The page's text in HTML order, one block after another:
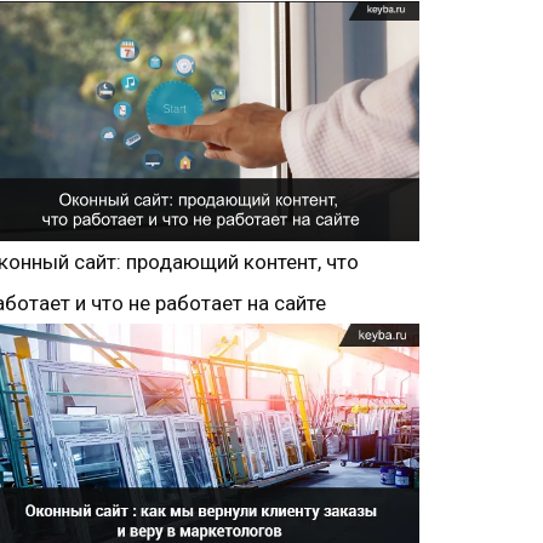
сайт: продающий контент, что
и что не работает на сайте